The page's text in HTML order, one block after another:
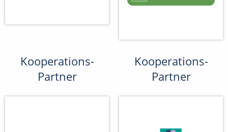
Kooperations-
Partner
Kooperations-
Partner